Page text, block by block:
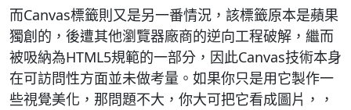
而Canvas標籤則又是另一番情況，該標籤原本是蘋果
獨創的，後遭其他瀏覽器廠商的逆向工程破解，繼而
被吸納為HTML5規範的一部分，因此Canvas技術本身
在可訪問性方面並未做考量。如果你只是用它製作一
些視覺美化，那問題不大，你大可把它看成圖片，，